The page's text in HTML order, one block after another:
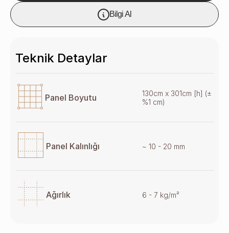
Bilgi Al
Teknik Detaylar
Panel Boyutu
130cm x 301cm [h] (±
%1 cm)
Panel Kalınlığı ~ 10 - 20 mm
Ağırlık 6 - 7 kg/m²